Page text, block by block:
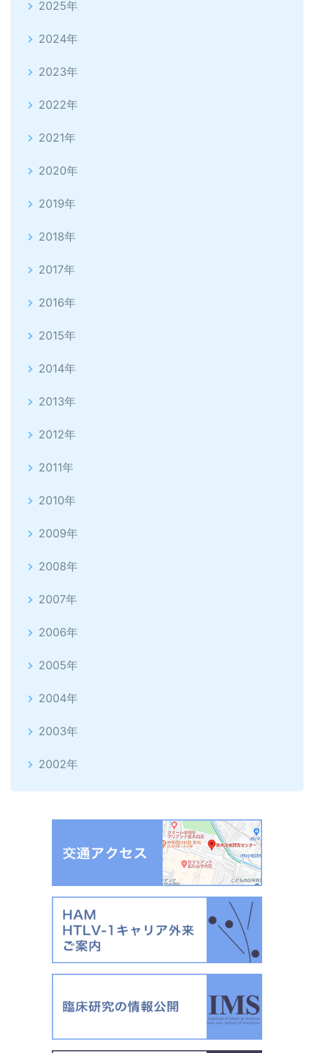
2025年
2024年
2023年
2022年
2021年
2020年
2019年
2018年
2017年
2016年
2015年
2014年
2013年
2012年
2011年
2010年
2009年
2008年
2007年
2006年
2005年
2004年
2003年
2002年